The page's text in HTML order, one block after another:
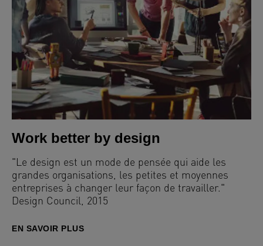
Work better by design
"Le design est un mode de pensée qui aide les
grandes organisations, les petites et moyennes
entreprises à changer leur façon de travailler."
Design Council, 2015
EN SAVOIR PLUS